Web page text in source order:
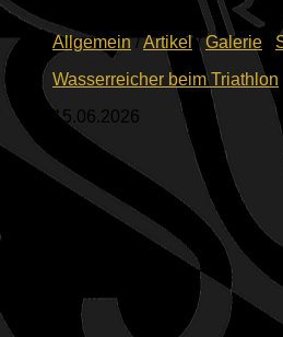
Allgemein/Artikel/Galerie
Wasserreicher beim Triathlon
15.06.2026